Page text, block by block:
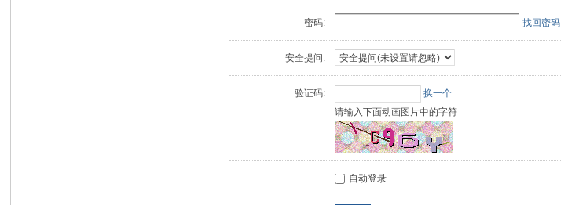
密码: 找回密码
安全提问:
验证码:
换一个
请输入下面动画图片中的字符
自动登录